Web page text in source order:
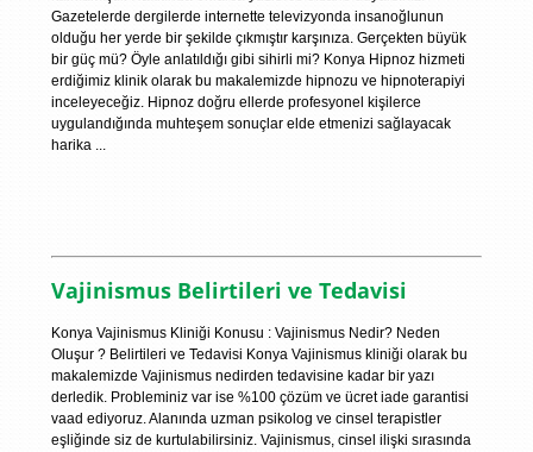
Gazetelerde dergilerde internette televizyonda insanoğlunun
olduğu her yerde bir şekilde çıkmıştır karşınıza. Gerçekten büyük
bir güç mü? Öyle anlatıldığı gibi sihirli mi? Konya Hipnoz hizmeti
erdiğimiz klinik olarak bu makalemizde hipnozu ve hipnoterapiyi
inceleyeceğiz. Hipnoz doğru ellerde profesyonel kişilerce
uygulandığında muhteşem sonuçlar elde etmenizi sağlayacak
harika ...
Vajinismus Belirtileri ve Tedavisi
Konya Vajinismus Kliniği Konusu : Vajinismus Nedir? Neden
Oluşur ? Belirtileri ve Tedavisi Konya Vajinismus kliniği olarak bu
makalemizde Vajinismus nedirden tedavisine kadar bir yazı
derledik. Probleminiz var ise %100 çözüm ve ücret iade garantisi
vaad ediyoruz. Alanında uzman psikolog ve cinsel terapistler
eşliğinde siz de kurtulabilirsiniz. Vajinismus, cinsel ilişki sırasında